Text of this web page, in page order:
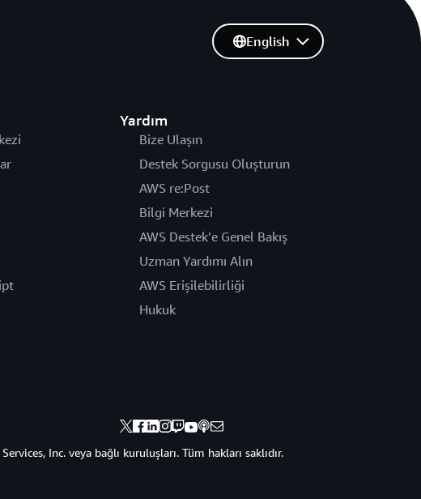
Yardım
Bize Ulaşın
Destek Sorgusu Oluşturun
AWS re:Post
Bilgi Merkezi
AWS Destek’e Genel Bakış
Uzman Yardımı Alın
AWS Erişilebilirliği
Hukuk
English
Inc. veya bağlı kuruluşları. Tüm hakları saklıdır.